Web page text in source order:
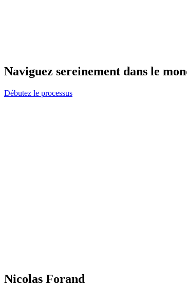
Naviguez sereinement dans le
Débutez le processus
Nicolas Forand